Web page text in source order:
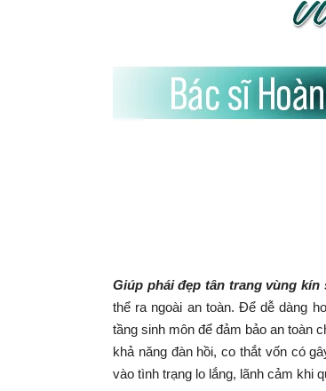
Giúp phái đẹp tân trang vùng kín
thể ra ngoài an toàn. Để dễ dàng
tầng sinh môn để đảm bảo an toàn
khả năng đàn hồi, co thắt vốn có
vào tình trạng lo lắng, lãnh cảm khi